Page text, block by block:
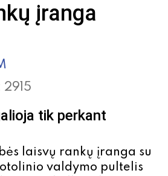
įranga
2915
tik perkant
laisvų rankų įranga su
valdymo pultelis